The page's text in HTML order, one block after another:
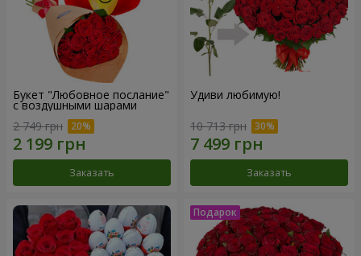
Букет "Любовное послание"
с воздушными шарами
2 749 грн
Заказать
Удиви любимую!
10 713 грн
Заказать